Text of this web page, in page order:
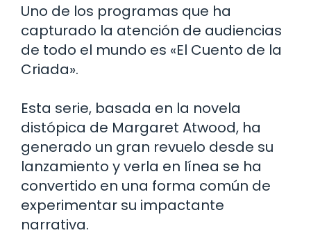
Uno de los programas que ha
capturado la atención de audiencias
de todo el mundo es «El Cuento de la
Criada».
Esta serie, basada en la novela
distópica de Margaret Atwood, ha
generado un gran revuelo desde su
lanzamiento y verla en línea se ha
convertido en una forma común de
experimentar su impactante
narrativa.